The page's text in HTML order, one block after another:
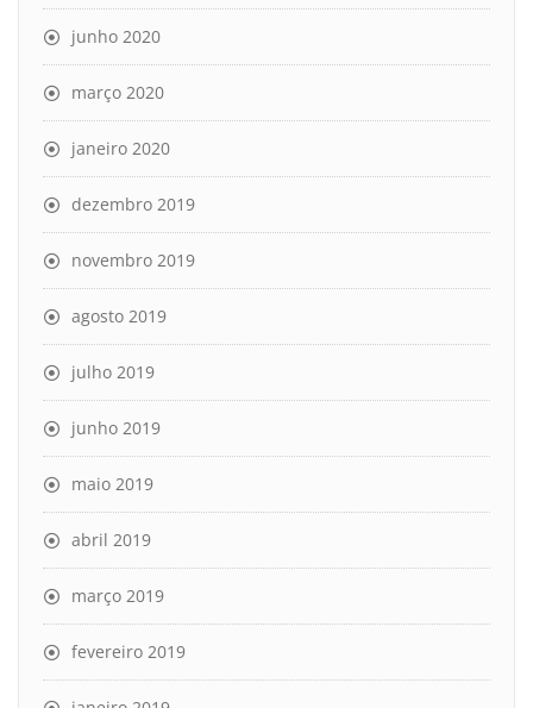
junho 2020
março 2020
janeiro 2020
dezembro 2019
novembro 2019
agosto 2019
julho 2019
junho 2019
maio 2019
abril 2019
março 2019
fevereiro 2019